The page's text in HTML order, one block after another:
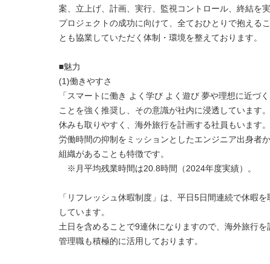
案、立上げ、計画、実行、監視コントロール、終結を実
プロジェクトの成功に向けて、全ておひとりで抱える
とも協業していただく体制・環境を整えております。
■魅力
(1)働きやすさ
「スマートに働き よく学び よく遊び 夢や理想に近づ
ことを強く推奨し、その意識が社内に浸透しています。
休みも取りやすく、海外旅行を計画する社員もいます。
労働時間の抑制をミッションとしたエンジニア出身者
組織があることも特徴です。
※月平均残業時間は20.8時間（2024年度実績）。
「リフレッシュ休暇制度」は、平日5日間連続で休暇
しています。
土日を含めることで9連休になりますので、海外旅行
管理職も積極的に活用しております。